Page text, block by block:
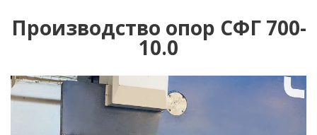
Производство опор СФГ 700-
10.0